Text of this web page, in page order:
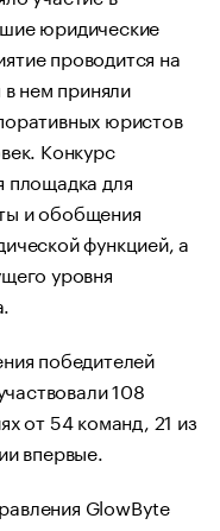
юридические
проводится на
нем приняли
юристов
Конкурс
площадка для
и обобщения
функцией, а
уровня
победителей
108
от 54 команд, 21 из
впервые.
GlowByte